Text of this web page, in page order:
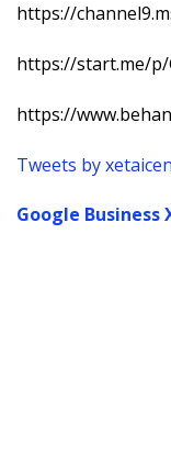
https://
https://start.me/p/
https://
Tweets by
Google